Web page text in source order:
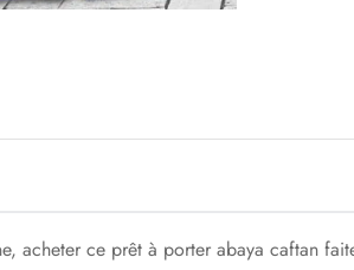
acheter ce prêt à porter abaya caftan